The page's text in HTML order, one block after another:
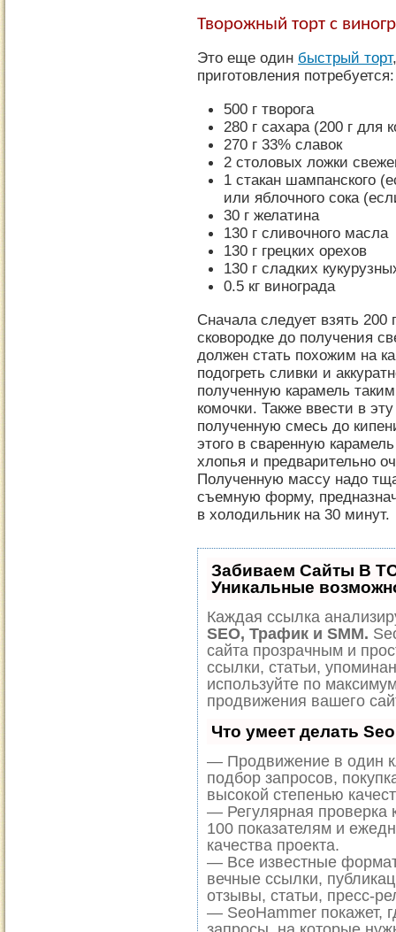
Творожный торт с
Это еще один быстрый торт
приготовления потребуется:
500 г творога
280 г сахара (200 г для
270 г 33% славок
2 столовых ложки
1 стакан шампанского
или яблочного сока
30 г желатина
130 г сливочного масла
130 г грецких орехов
130 г сладких
0.5 кг винограда
Сначала следует взять 200
сковородке до получения
должен стать похожим на
подогреть сливки и
полученную карамель
комочки. Также ввести в
полученную смесь до
этого в сваренную
хлопья и предварительно
Полученную массу надо
съемную форму,
в холодильник на 30 минут.
Забиваем Сайты В
Уникальные
Каждая ссылка
SEO, Трафик и SMM.
сайта прозрачным и
ссылки, статьи,
используйте по
продвижения вашего
Что умеет делать
— Продвижение в один
подбор запросов,
высокой степенью
— Регулярная проверка
100 показателям и
качества проекта.
— Все известные
вечные ссылки,
отзывы, статьи, пресс-
— SeoHammer покажет,